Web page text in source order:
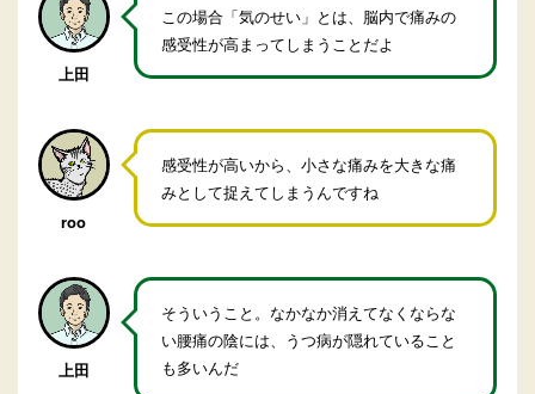
上田
この場合「気のせい」とは、脳内で痛みの
感受性が高まってしまうことだよ
roo
感受性が高いから、小さな痛みを大きな痛
みとして捉えてしまうんですね
上田
そういうこと。なかなか消えてなくならな
い腰痛の陰には、うつ病が隠れていること
も多いんだ